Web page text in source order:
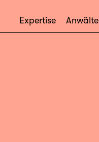
Expertise Anwälte